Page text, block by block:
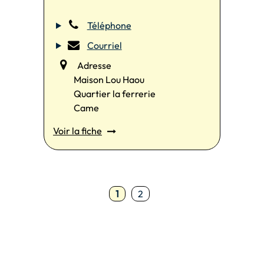
Téléphone
Courriel
Adresse
Maison Lou Haou
Quartier la ferrerie
Came
Voir la fiche
1 2